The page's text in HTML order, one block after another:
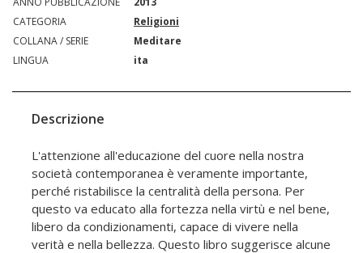
CATEGORIA
Religioni
COLLANA / SERIE
Meditare
LINGUA
ita
Descrizione
L'attenzione all'educazione del cuore nella nostra
società contemporanea è veramente importante,
perché ristabilisce la centralità della persona. Per
questo va educato alla fortezza nella virtù e nel bene,
libero da condizionamenti, capace di vivere nella
verità e nella bellezza. Questo libro suggerisce alcune